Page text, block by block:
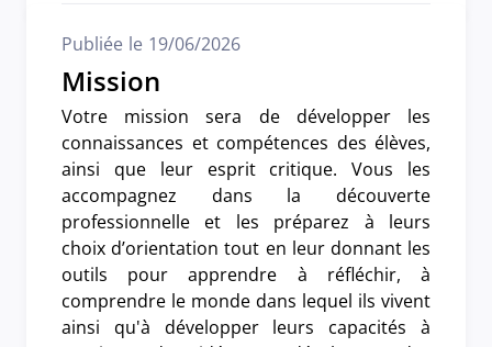
Publiée le 19/06/2026
Mission
Votre mission sera de développer les
connaissances et compétences des élèves,
ainsi que leur esprit critique. Vous les
accompagnez dans la découverte
professionnelle et les préparez à leurs
choix d’orientation tout en leur donnant les
outils pour apprendre à réfléchir, à
comprendre le monde dans lequel ils vivent
ainsi qu'à développer leurs capacités à